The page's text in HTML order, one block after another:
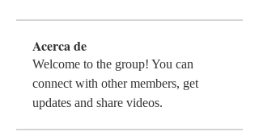
Acerca de
Welcome to the group! You can
connect with other members, get
updates and share videos.